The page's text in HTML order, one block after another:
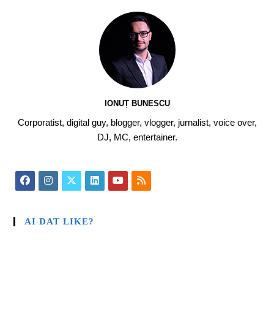
IONUȚ BUNESCU
Corporatist, digital guy, blogger, vlogger, jurnalist, voice over,
DJ, MC, entertainer.
AI DAT LIKE?